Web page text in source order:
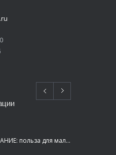
ГРУДНОЕ ВСКАРМЛИВАНИЕ: польза для малыша и мамы